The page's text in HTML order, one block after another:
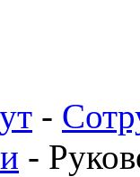
-
-